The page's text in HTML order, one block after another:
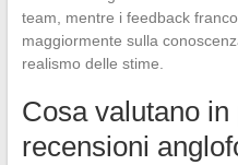
team, mentre i feedback
maggiormente sulla
realismo delle stime.
Cosa valutano
recensioni